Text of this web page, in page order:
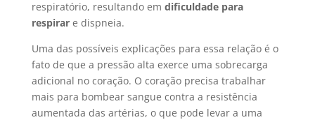
respiratório, resultando em dificuldade para
respirare dispneia.
Uma das possíveis explicações para essa relação é o
fato de que a pressão alta exerce uma sobrecarga
adicional no coração. O coração precisa trabalhar
mais para bombear sangue contra a resistência
aumentada das artérias, o que pode levar a uma